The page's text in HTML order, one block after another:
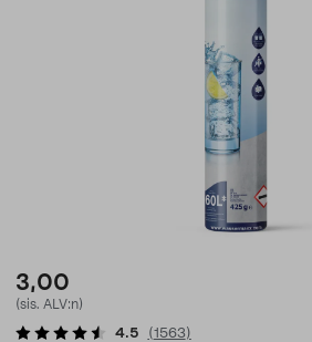
3,00
(sis. ALV:n)
4.5 (1563)